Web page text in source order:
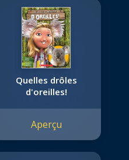
Quelles drôles
d'oreilles!
Aperçu